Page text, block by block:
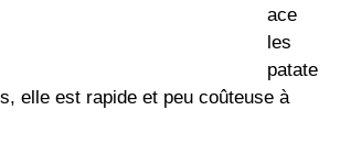
ace
les
patate
elle est rapide et peu coûteuse à